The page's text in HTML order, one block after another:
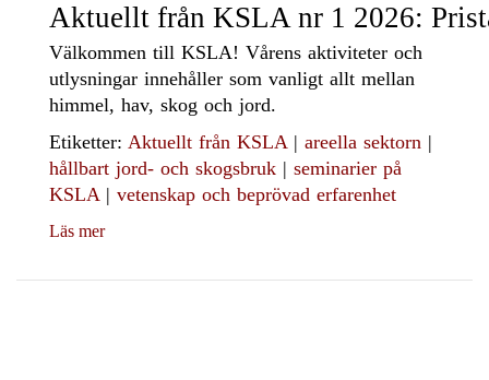
Aktuellt från KSLA nr 1 2026:
Välkommen till KSLA! Vårens aktiviteter och
utlysningar innehåller som vanligt allt mellan
himmel, hav, skog och jord.
Etiketter: Aktuellt från KSLA| areella sektorn |
hållbart jord- och skogsbruk | seminarier på
KSLA| vetenskap och beprövad erfarenhet
Läs mer